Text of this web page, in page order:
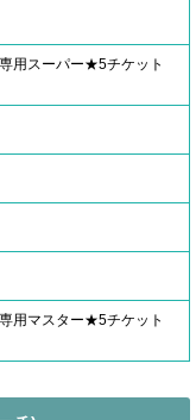
用スーパー★5チケット
用マスター★5チケット